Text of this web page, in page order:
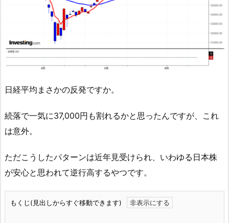
日経平均まさかの反発ですか。
続落で一気に37,000円も割れるかと思ったんですが、これ
は意外。
ただこうしたパターンは近年見受けられ、いわゆる日本株
が安心と思われて逆行高するやつです。
もくじ(見出しからすぐ移動できます)